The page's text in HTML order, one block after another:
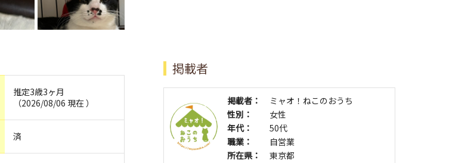
推定3歳3ヶ月
（2026/08/06 現在 ）
済
掲載者
掲載者：
ミャオ！ねこのおうち
性別：
女性
年代：
50代
職業：
自営業
所在県：
東京都